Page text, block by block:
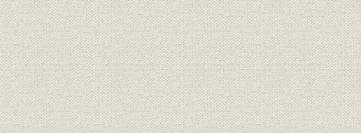
電話 主要団地の電話施設状況 昭和35年
サービス;電話 案内サービスの利用状況
昭和33年
年度(1962